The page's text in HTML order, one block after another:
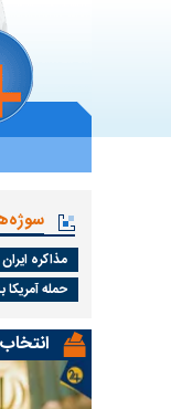
مذاکره
حمله آمریکا